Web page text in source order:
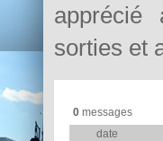
sorties et
0messages
date